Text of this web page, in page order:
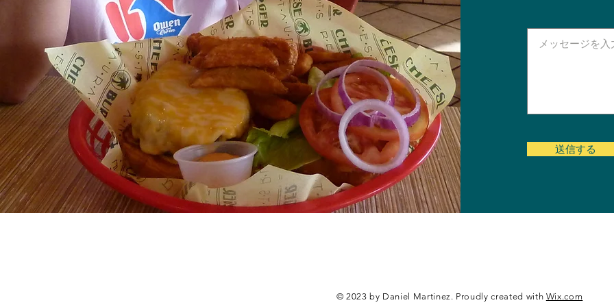
送信する
© 2023 by Daniel Martinez. Proudly created with Wix.com